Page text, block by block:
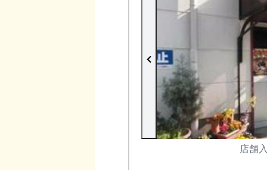
店舗